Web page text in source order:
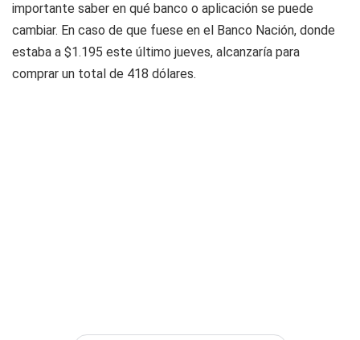
importante saber en qué banco o aplicación se puede
cambiar. En caso de que fuese en el Banco Nación, donde
estaba a $1.195 este último jueves, alcanzaría para
comprar un total de 418 dólares.